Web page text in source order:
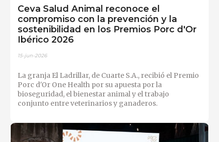
Ceva Salud Animal reconoce el
compromiso con la prevención y la
sostenibilidad en los Premios Porc d'Or
Ibérico 2026
15-jun-2026
La granja El Ladrillar, de Cuarte S.A., recibió el Premio
Porc d'Or One Health por su apuesta por la
bioseguridad, el bienestar animal y el trabajo
conjunto entre veterinarios y ganaderos.